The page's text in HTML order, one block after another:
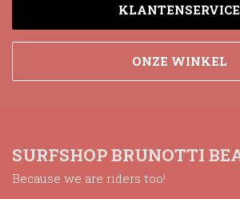
KLANTENSERVICE
ONZE WINKEL
SURFSHOP BRUNOTTI
Because we are riders too!